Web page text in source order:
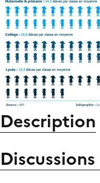
Description
Discussions